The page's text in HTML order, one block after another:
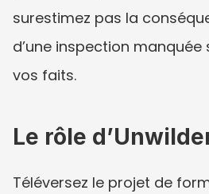
surestimez pas la
d’une inspection
vos faits.
Le rôle
Téléversez le projet de